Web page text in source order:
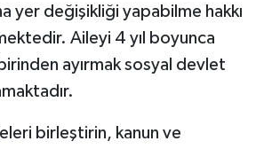
yer değişikliği yapabilme hakkı
Aileyi 4 yıl boyunca
ayırmak sosyal devlet
birleştirin, kanun ve